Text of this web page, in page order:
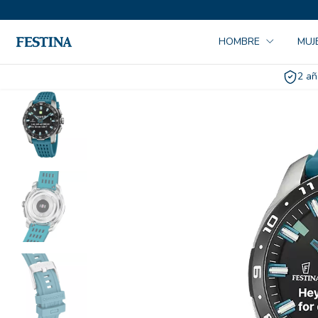
HOMBRE
2